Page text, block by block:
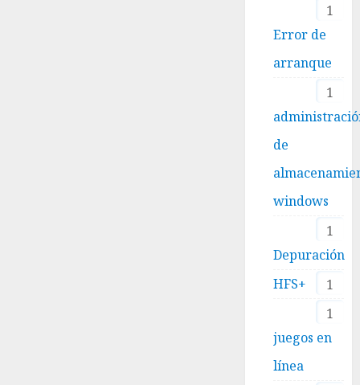
1
Error de
arranque
1
de
windows
1
Depuración
1
HFS+
1
juegos en
línea